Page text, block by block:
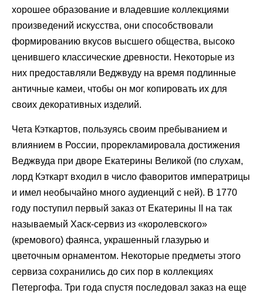
хорошее образование и владевшие коллекциями
произведений искусства, они способствовали
формированию вкусов высшего общества, высоко
ценившего классические древности. Некоторые из
них предоставляли Веджвуду на время подлинные
античные камеи, чтобы он мог копировать их для
своих декоративных изделий.
Чета Кэткартов, пользуясь своим пребыванием и
влиянием в России, прорекламировала достижения
Веджвуда при дворе Екатерины Великой (по слухам,
лорд Кэткарт входил в число фаворитов императрицы
и имел необычайно много аудиенций с ней). В 1770
году поступил первый заказ от Екатерины II на так
называемый Хаск-сервиз из «королевского»
(кремового) фаянса, украшенный глазурью и
цветочным орнаментом. Некоторые предметы этого
сервиза сохранились до сих пор в коллекциях
Петергофа. Три года спустя последовал заказ на еще